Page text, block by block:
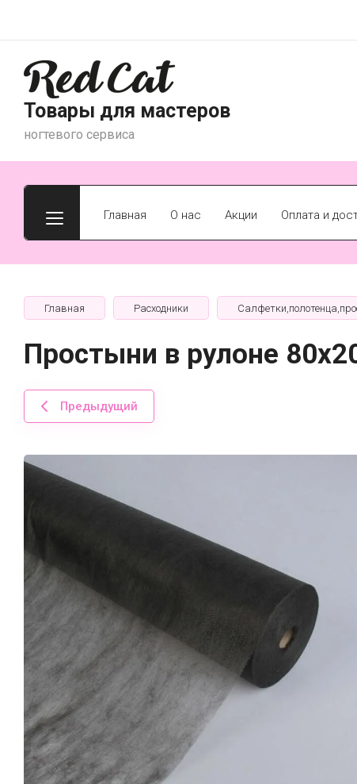
Товары для мастеров
ногтевого сервиса
Главная О нас Акции Оплата и
Главная Расходники
Простыни в рулоне
Предыдущий